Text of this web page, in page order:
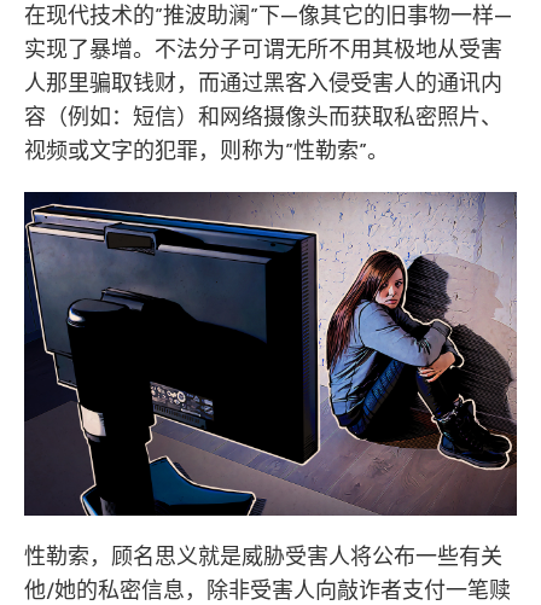
在现代技术的”推波助澜”下—像其它的旧事物一样—
实现了暴增。不法分子可谓无所不用其极地从受害
人那里骗取钱财，而通过黑客入侵受害人的通讯内
容（例如：短信）和网络摄像头而获取私密照片、
视频或文字的犯罪，则称为”性勒索”。
性勒索，顾名思义就是威胁受害人将公布一些有关
他/她的私密信息，除非受害人向敲诈者支付一笔赎